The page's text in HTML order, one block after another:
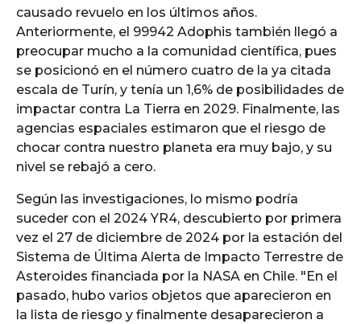
causado revuelo en los últimos años.
Anteriormente, el 99942 Adophis también llegó a
preocupar mucho a la comunidad científica, pues
se posicionó en el número cuatro de la ya citada
escala de Turín, y tenía un 1,6% de posibilidades de
impactar contra La Tierra en 2029. Finalmente, las
agencias espaciales estimaron que el riesgo de
chocar contra nuestro planeta era muy bajo, y su
nivel se rebajó a cero.
Según las investigaciones, lo mismo podría
suceder con el 2024 YR4, descubierto por primera
vez el 27 de diciembre de 2024 por la estación del
Sistema de Última Alerta de Impacto Terrestre de
Asteroides financiada por la NASA en Chile. "En el
pasado, hubo varios objetos que aparecieron en
la lista de riesgo y finalmente desaparecieron a